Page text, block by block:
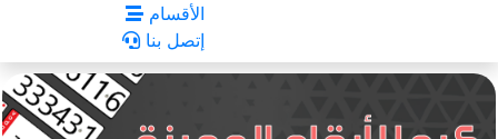
الأقسام
إتصل بنا